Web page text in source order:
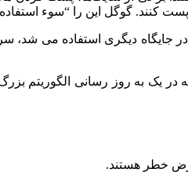
کنند. گوگل این را “سوء استفاده
جایگاه دیگری استفاده می شد،
در یک به روز رسانی الگوریتم
خطر هستند.